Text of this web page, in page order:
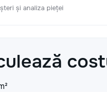
și analiza pieței